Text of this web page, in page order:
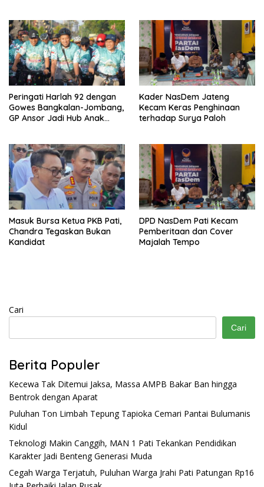
Peringati Harlah 92 dengan
Gowes Bangkalan-Jombang,
GP Ansor Jadi Hub Anak
Kader NasDem Jateng
Kecam Keras Penghinaan
terhadap Surya Paloh
Masuk Bursa Ketua PKB Pati,
Chandra Tegaskan Bukan
Kandidat
DPD NasDem Pati Kecam
Pemberitaan dan Cover
Majalah Tempo
Cari
Cari
Berita Populer
Kecewa Tak Ditemui Jaksa, Massa AMPB Bakar Ban hingga
Bentrok dengan Aparat
Puluhan Ton Limbah Tepung Tapioka Cemari Pantai Bulumanis
Kidul
Teknologi Makin Canggih, MAN 1 Pati Tekankan Pendidikan
Karakter Jadi Benteng Generasi Muda
Cegah Warga Terjatuh, Puluhan Warga Jrahi Pati Patungan Rp16